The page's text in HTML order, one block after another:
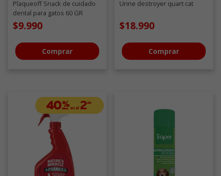
Plaqueoff Snack de cuidado
dental para gatos 60 GR
$9.990
Comprar
Urine destroyer quart cat
$18.990
Comprar